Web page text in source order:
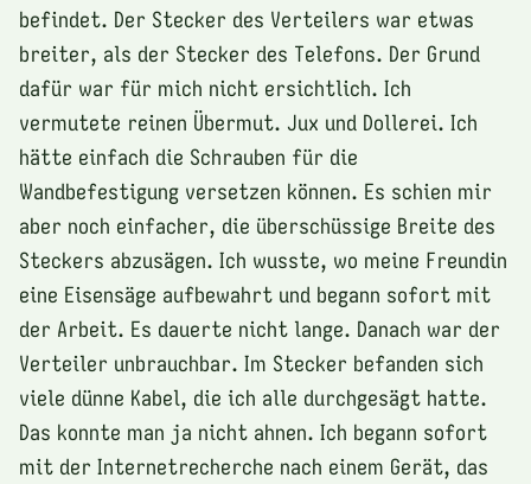
befindet. Der Stecker des Verteilers war etwas
breiter, als der Stecker des Telefons. Der Grund
dafür war für mich nicht ersichtlich. Ich
vermutete reinen Übermut. Jux und Dollerei. Ich
hätte einfach die Schrauben für die
Wandbefestigung versetzen können. Es schien mir
aber noch einfacher, die überschüssige Breite des
Steckers abzusägen. Ich wusste, wo meine Freundin
eine Eisensäge aufbewahrt und begann sofort mit
der Arbeit. Es dauerte nicht lange. Danach war der
Verteiler unbrauchbar. Im Stecker befanden sich
viele dünne Kabel, die ich alle durchgesägt hatte.
Das konnte man ja nicht ahnen. Ich begann sofort
mit der Internetrecherche nach einem Gerät, das